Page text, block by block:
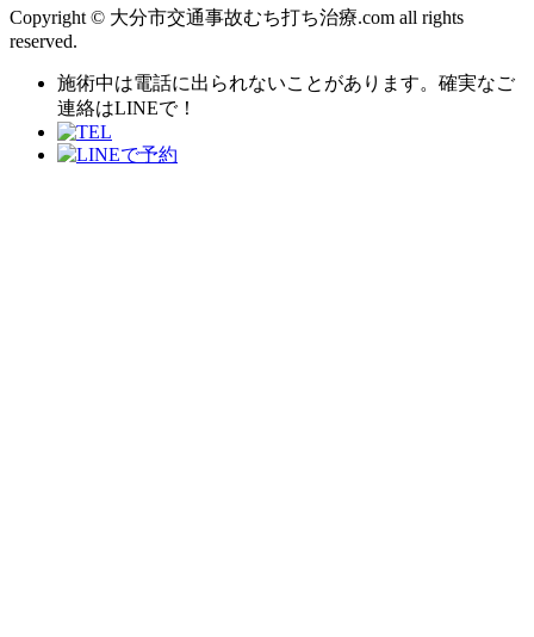
Copyright © 大分市交通事故むち打ち治療.com all rights
reserved.
施術中は電話に出られないことがあります。確実なご
連絡はLINEで！